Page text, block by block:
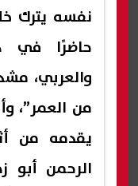
نفسه يترك
حاضرًا في
والعربي،
من العمر”،
يقدمه من
الرحمن أبو